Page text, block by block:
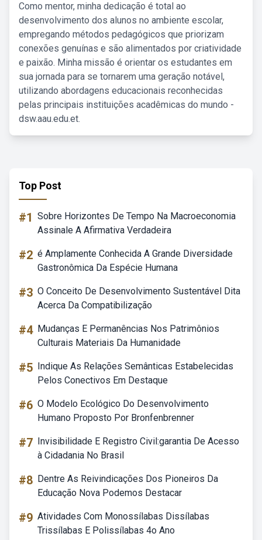
Como mentor, minha dedicação é total ao
desenvolvimento dos alunos no ambiente escolar,
empregando métodos pedagógicos que priorizam
conexões genuínas e são alimentados por criatividade
e paixão. Minha missão é orientar os estudantes em
sua jornada para se tornarem uma geração notável,
utilizando abordagens educacionais reconhecidas
pelas principais instituições acadêmicas do mundo -
dsw.aau.edu.et.
Top Post
#1 Sobre Horizontes De Tempo Na Macroeconomia
Assinale A Afirmativa Verdadeira
#2 é Amplamente Conhecida A Grande Diversidade
Gastronômica Da Espécie Humana
#3 O Conceito De Desenvolvimento Sustentável Dita
Acerca Da Compatibilização
#4 Mudanças E Permanências Nos Patrimônios
Culturais Materiais Da Humanidade
#5 Indique As Relações Semânticas Estabelecidas
Pelos Conectivos Em Destaque
#6 O Modelo Ecológico Do Desenvolvimento
Humano Proposto Por Bronfenbrenner
#7 Invisibilidade E Registro Civil:garantia De Acesso
à Cidadania No Brasil
#8 Dentre As Reivindicações Dos Pioneiros Da
Educação Nova Podemos Destacar
#9 Atividades Com Monossílabas Dissílabas
Trissílabas E Polissílabas 4o Ano